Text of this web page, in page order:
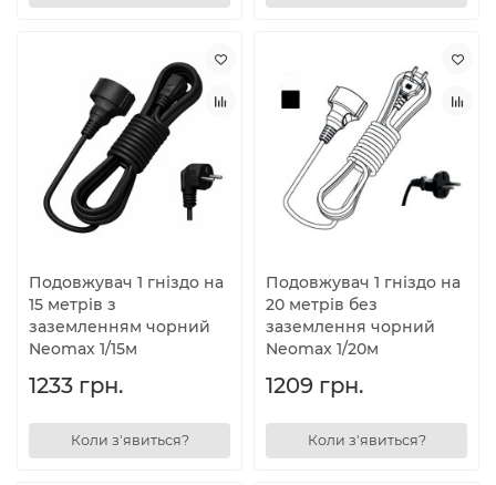
Подовжувач 1 гніздо на
15 метрів з
заземленням чорний
Neomax 1/15м
1233 грн.
Коли з'явиться?
Подовжувач 1 гніздо на
20 метрів без
заземлення чорний
Neomax 1/20м
1209 грн.
Коли з'явиться?